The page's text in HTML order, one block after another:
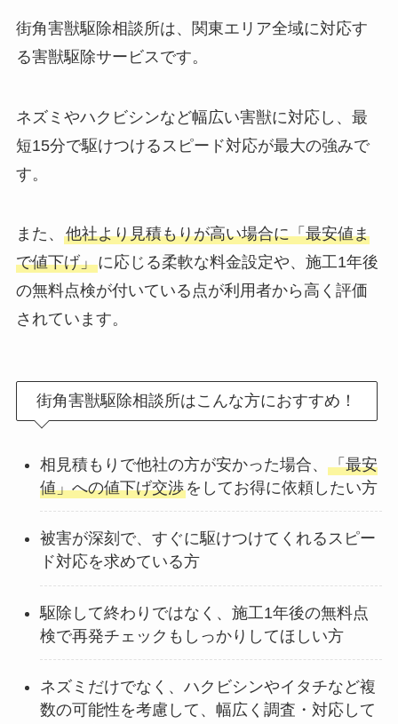
街角害獣駆除相談所は、関東エリア全域に対応す
る害獣駆除サービスです。
ネズミやハクビシンなど幅広い害獣に対応し、最
短15分で駆けつけるスピード対応が最大の強みで
す。
また、 他社より見積もりが高い場合に「最安値ま
で値下げ」に応じる柔軟な料金設定や、施工1年後
の無料点検が付いている点が利用者から高く評価
されています。
街角害獣駆除相談所はこんな方におすすめ！
相見積もりで他社の方が安かった場合、 「最安
値」への値下げ交渉をしてお得に依頼したい方
被害が深刻で、すぐに駆けつけてくれるスピー
ド対応を求めている方
駆除して終わりではなく、施工1年後の無料点
検で再発チェックもしっかりしてほしい方
ネズミだけでなく、ハクビシンやイタチなど複
数の可能性を考慮して、幅広く調査・対応して